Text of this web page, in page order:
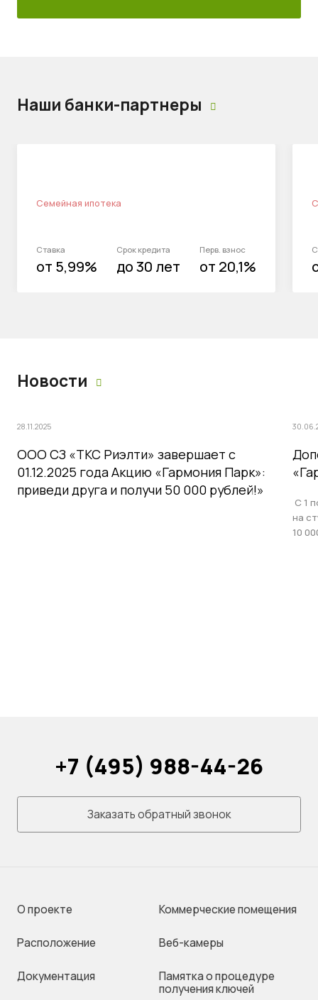
Наши банки-партнеры
Семейная ипотека
Ставка
от 5,99%
Срок кредита
до 30 лет
Перв. взнос
от 20,1%
Новости
28.11.2025
ООО СЗ «ТКС Риэлти» завершает с
01.12.2025 года Акцию «Гармония Парк»:
приведи друга и получи 50 000 рублей!»
С 1
на
10
+7 (495) 988-44-26
Заказать обратный звонок
О проекте
Раcположение
Документация
Коммерческие помещения
Веб-камеры
Памятка о процедуре
получения ключей